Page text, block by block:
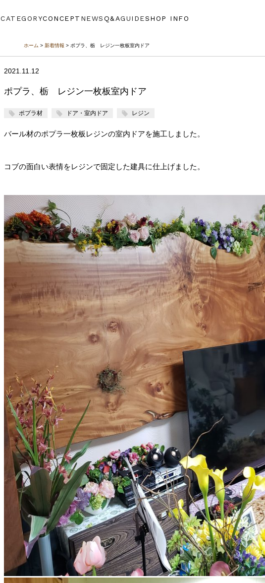
CATEGORYCONCEPT NEWSQ&AGUIDESHOP INFO
ホーム > 新着情報 > ポプラ、栃 レジン一枚板室内ドア
2021.11.12
ポプラ、栃 レジン一枚板室内ドア
ポプラ材 ドア・室内ドア レジン
バール材のポプラ一枚板レジンの室内ドアを施工しました。
コブの面白い表情をレジンで固定した建具に仕上げました。